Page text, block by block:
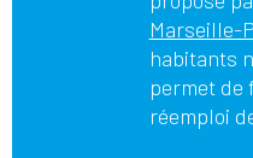
Marseille-
habitants
permet de
réemploi